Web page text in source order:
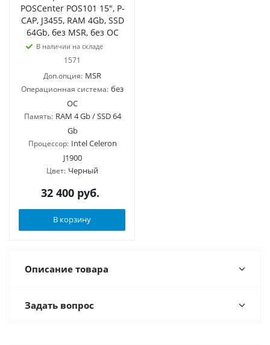
POSCenter POS101 15", P-
CAP, J3455, RAM 4Gb, SSD
64Gb, без MSR, без ОС
В наличии на складе
1571
Доп.опция: MSR
Операционная система: без
ОС
Память: RAM 4 Gb / SSD 64
Gb
Процессор: Intel Celeron
J1900
Цвет: Черный
32 400 руб.
В корзину
Описание товара
Задать вопрос